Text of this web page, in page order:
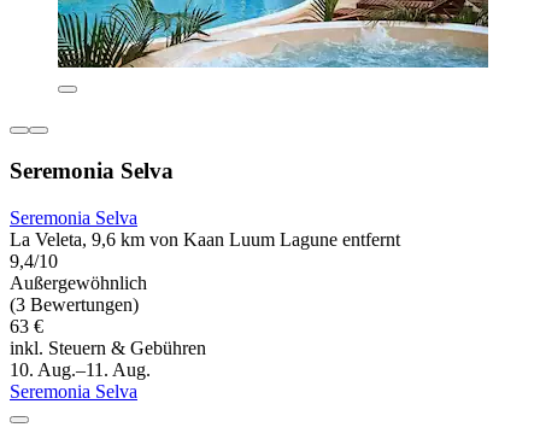
Seremonia Selva
Seremonia Selva
La Veleta, 9,6 km von Kaan Luum Lagune entfernt
9,4/10
Außergewöhnlich
(3 Bewertungen)
63 €
inkl. Steuern & Gebühren
10. Aug.–11. Aug.
Seremonia Selva